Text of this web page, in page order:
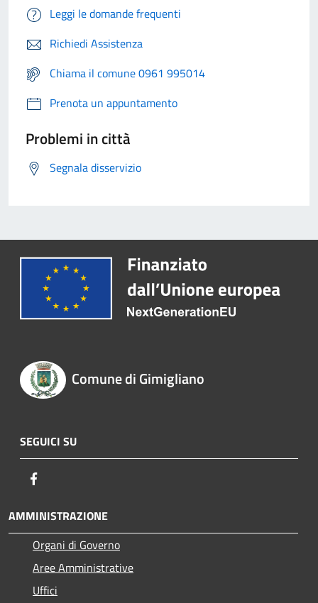
Leggi le domande frequenti
Richiedi Assistenza
Chiama il comune 0961 995014
Prenota un appuntamento
Problemi in città
Segnala disservizio
Comune di Gimigliano
SEGUICI SU
AMMINISTRAZIONE
Organi di Governo
Aree Amministrative
Uffici